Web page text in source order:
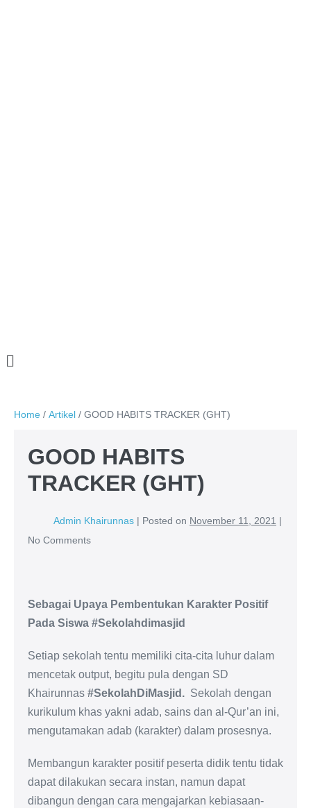
Home / Artikel / GOOD HABITS TRACKER (GHT)
GOOD HABITS
TRACKER (GHT)
Admin Khairunnas | Posted on November 11, 2021 |
No Comments
Sebagai Upaya Pembentukan Karakter Positif
Pada Siswa #Sekolahdimasjid
Setiap sekolah tentu memiliki cita-cita luhur dalam
mencetak output, begitu pula dengan SD
Khairunnas #SekolahDiMasjid. Sekolah dengan
kurikulum khas yakni adab, sains dan al-Qur’an ini,
mengutamakan adab (karakter) dalam prosesnya.
Membangun karakter positif peserta didik tentu tidak
dapat dilakukan secara instan, namun dapat
dibangun dengan cara mengajarkan kebiasaan-